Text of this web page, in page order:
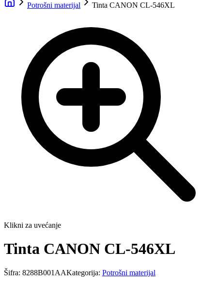
Potrošni materijal
Tinta CANON CL-546XL
Klikni za uvećanje
Tinta CANON CL-546XL
Šifra: 8288B001AAKategorija: Potrošni materijal